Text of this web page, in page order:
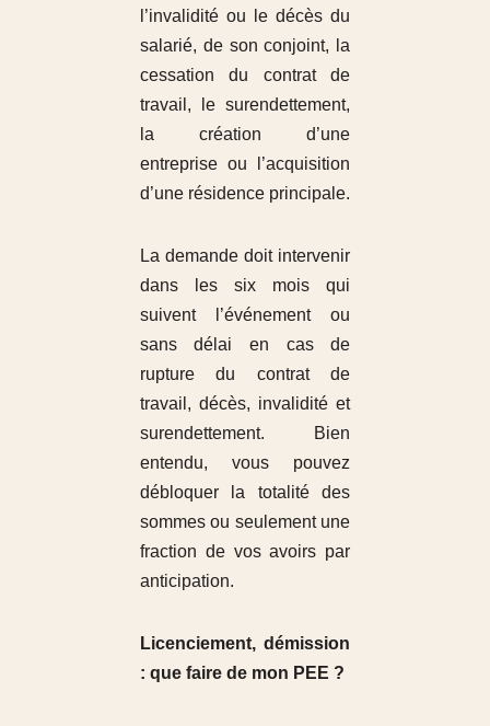
l’invalidité ou le décès du
salarié, de son conjoint, la
cessation du contrat de
travail, le surendettement,
la création d’une
entreprise ou l’acquisition
d’une résidence principale.
La demande doit intervenir
dans les six mois qui
suivent l’événement ou
sans délai en cas de
rupture du contrat de
travail, décès, invalidité et
surendettement. Bien
entendu, vous pouvez
débloquer la totalité des
sommes ou seulement une
fraction de vos avoirs par
anticipation.
Licenciement, démission
: que faire de mon PEE ?